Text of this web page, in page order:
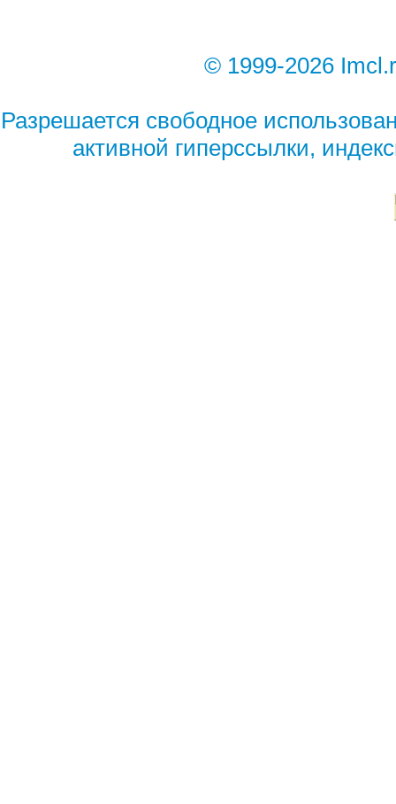
© 1999-2026
Разрешается свободное
активной гиперссылки,